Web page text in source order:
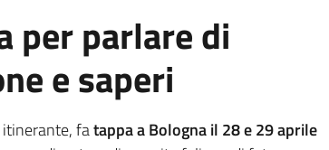
per parlare di
e saperi
itinerante, fatappa a Bologna il 28 e 29 aprile